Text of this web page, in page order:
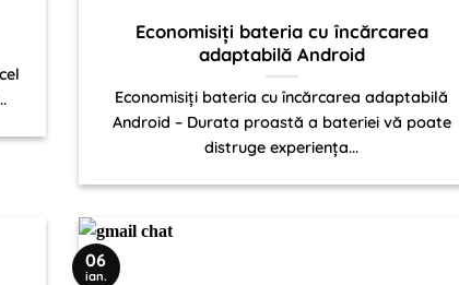
Economisiți bateria cu încărcarea
adaptabilă Android
Economisiți bateria cu încărcarea adaptabilă
Android – Durata proastă a bateriei vă poate
distruge experiența...
06
ian.